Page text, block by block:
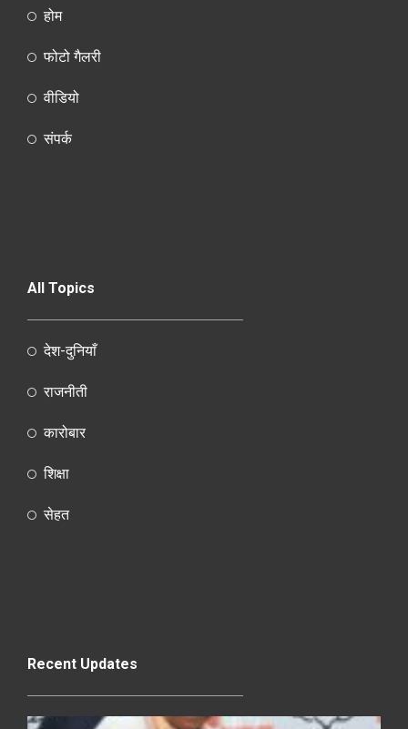
होम
फोटो गैलरी
वीडियो
संपर्क
All Topics
देश-दुनियाँ
राजनीती
कारोबार
शिक्षा
सेहत
Recent Updates